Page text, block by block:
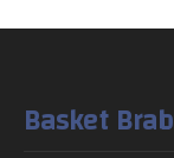
Basket